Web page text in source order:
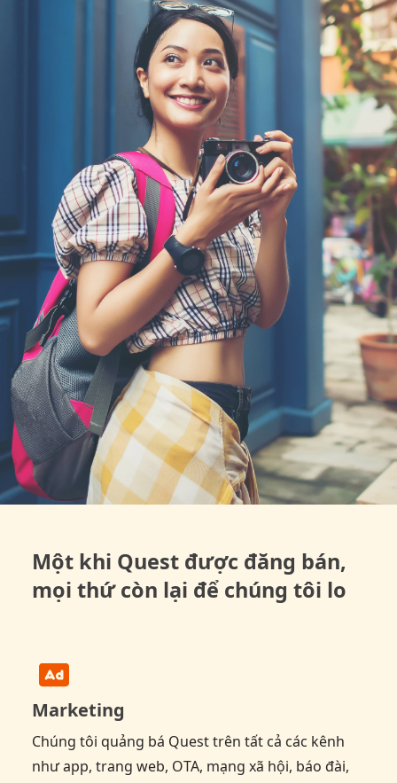
Một khi Quest được đăng bán,
mọi thứ còn lại để chúng tôi lo
Marketing
Chúng tôi quảng bá Quest trên tất cả các kênh
như app, trang web, OTA, mạng xã hội, báo đài,